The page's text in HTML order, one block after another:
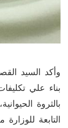
وأكد السيد
بناء علي
بالثروة
التابعة